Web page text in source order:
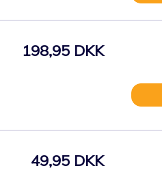
198,95 DKK
49,95 DKK